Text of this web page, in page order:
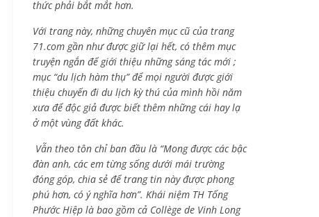
thức phải bắt mắt hơn.
Với trang này, những chuyên mục cũ của trang
71.com gần như được giữ lại hết, có thêm mục
truyện ngắn để giới thiệu những sáng tác mới ;
mục “du lịch hàm thụ” để mọi người được giới
thiệu chuyến đi du lịch kỳ thú của mình hồi năm
xưa để độc giả được biết thêm những cái hay lạ
ở một vùng đất khác.
Vẫn theo tôn chỉ ban đầu là “Mong được các bậc
đàn anh, các em từng sống dưới mái trường
đóng góp, chia sẻ để trang tin này được phong
phú hơn, có ý nghĩa hơn”. Khái niệm TH Tống
Phước Hiệp là bao gồm cả Collège de Vinh Long